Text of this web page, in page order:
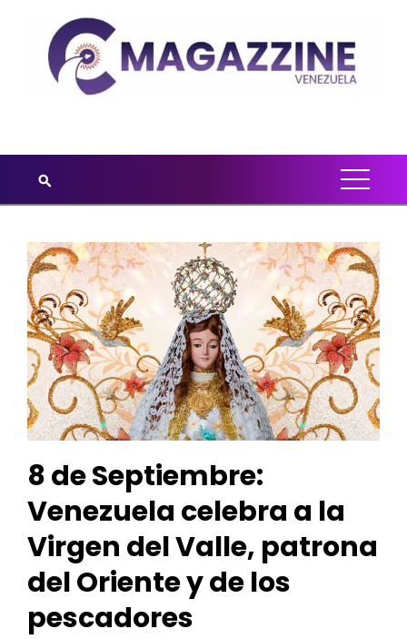
8 de Septiembre:
Venezuela celebra a la
Virgen del Valle, patrona
del Oriente y de los
pescadores